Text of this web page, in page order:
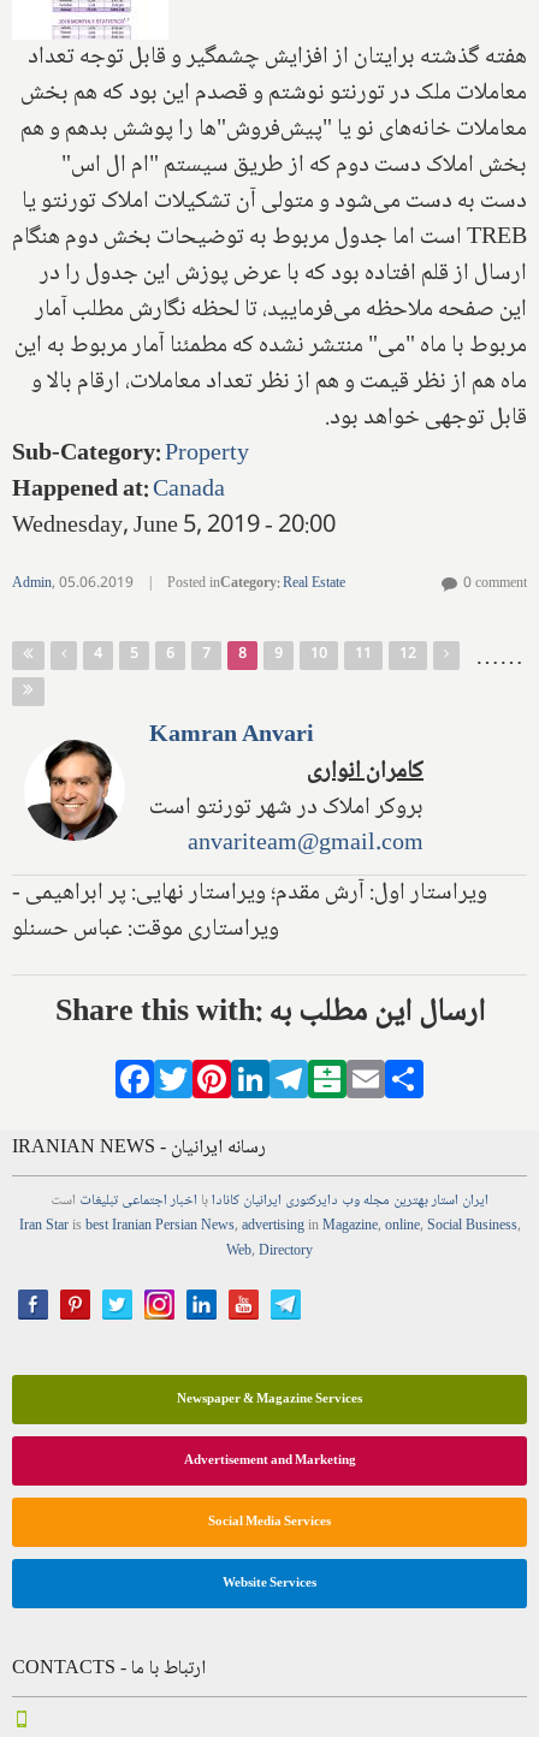
هفته گذشته برايتان از افزايش چشمگير و قابل توجه تعداد
معاملات ملک در تورنتو نوشتم و قصدم اين بود که هم بخش
معاملات خانه‌هاى نو يا "پيش‌فروش"‌ها را پوشش بدهم و هم
بخش املاک دست دوم که از طريق سيستم "ام ال اس"
دست به دست مى‌شود و متولى آن تشکيلات املاک تورنتو يا
TREBاست اما جدول مربوط به توضيحات بخش دوم هنگام
ارسال از قلم افتاده بود که با عرض پوزش اين جدول را در
اين صفحه ملاحظه مى‌فرماييد، تا لحظه نگارش مطلب آمار
مربوط با ماه "مى" منتشر نشده که مطمئنا آمار مربوط به اين
ماه هم از نظر قيمت و هم از نظر تعداد معاملات‌، ارقام بالا و
قابل توجهى خواهد بود.
Sub-Category:Property
Happened at:Canada
Wednesday, June 5, 2019 - 20:00
Admin,05.06.2019 | Posted inCategory:Real Estate 0 comment
Pages …
4 5 6 7 8 9 10 11 12
…
Kamran Anvari
کامران انواری
بروکر املاک در شهر تورنتو است
anvariteam@gmail.com
ویراستار اول: آرش مقدم؛ ویراستار نهایی: پر ابراهیمی -
ویراستاری موقت: عباس حسنلو
Share this with: ارسال این مطلب به
Facebook
TwitterPinterestLinkedIn
Telegram
Balatarin
Email
IRANIAN NEWS - رسانه ایرانیان
ایران استاربهترین مجلهوب دایرکتوری ایرانیان کانادابا اخباراجتماعیتبلیغات است
Iran Starisbest Iranian PersianNews,advertisinginMagazine,online,Social Business,
Web,Directory
Newspaper & Magazine Services
Advertisement and Marketing
Social Media Services
Website Services
CONTACTS - ارتباط با ما